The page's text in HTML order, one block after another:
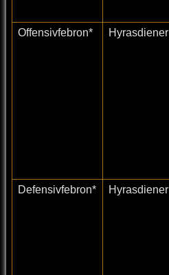
Offensivfebron*
Hyrasdiener
Defensivfebron*
Hyrasdiener